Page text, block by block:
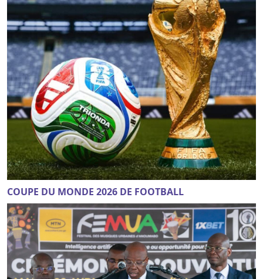
COUPE DU MONDE 2026 DE FOOTBALL